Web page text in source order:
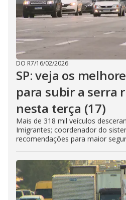
DO R7/16/02/2026
SP: veja os
para subir a serra
nesta terça (17)
Mais de 318 mil veículos
Imigrantes; coordenador do
recomendações para maior